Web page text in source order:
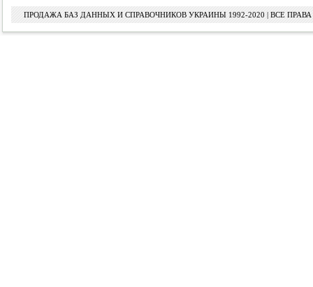
ПРОДАЖА БАЗ ДАННЫХ И СПРАВОЧНИКОВ УКРАИНЫ 1992-2020 | ВСЕ